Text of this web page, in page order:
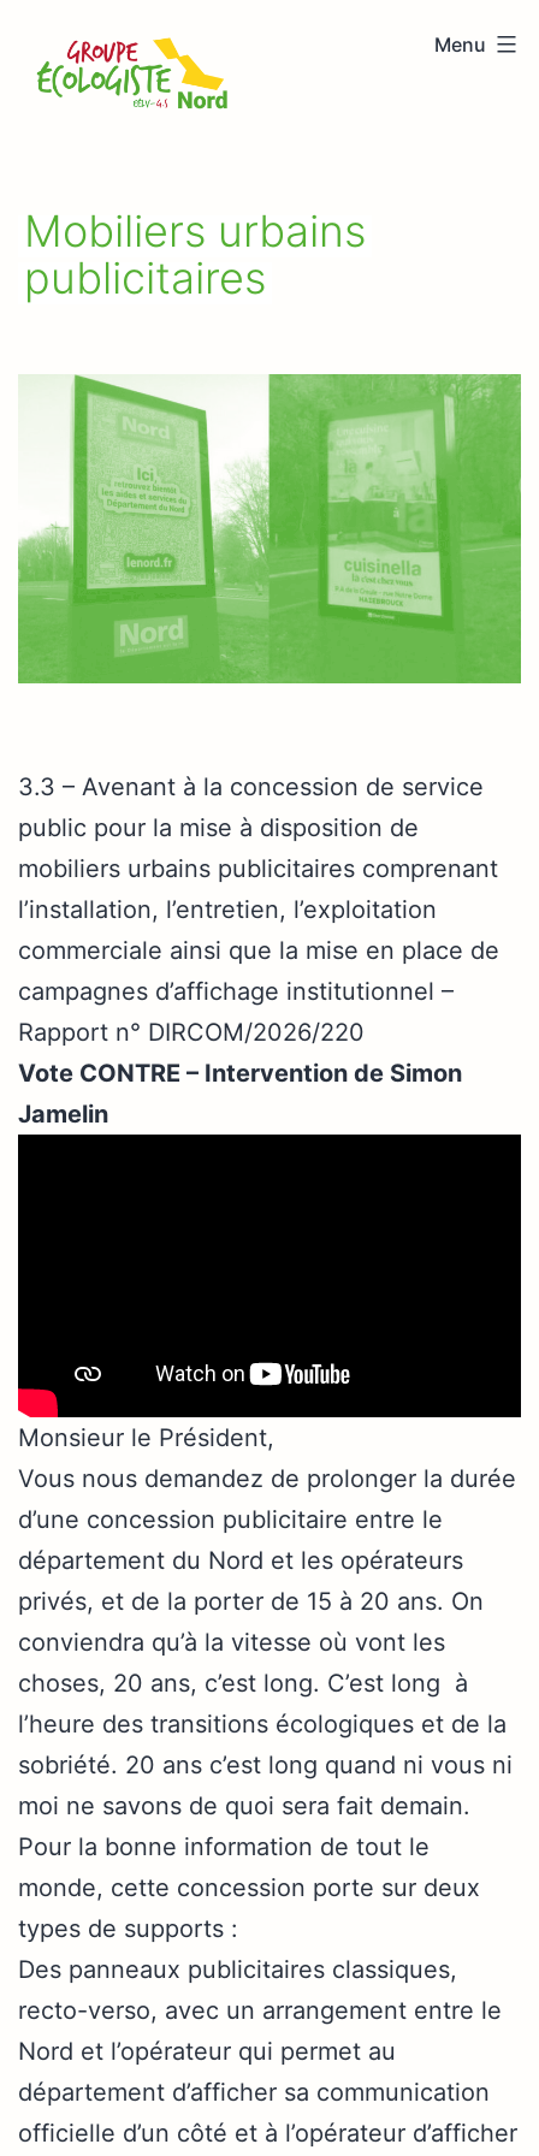
contenu
Groupe
Menu
Mobiliers urbains
publicitaires
3.3 – Avenant à la concession de service
public pour la mise à disposition de
mobiliers urbains publicitaires comprenant
l’installation, l’entretien, l’exploitation
commerciale ainsi que la mise en place de
campagnes d’affichage institutionnel –
Rapport n° DIRCOM/2026/220
Vote CONTRE – Intervention de Simon
Jamelin
Monsieur le Président,
Vous nous demandez de prolonger la durée
d’une concession publicitaire entre le
département du Nord et les opérateurs
privés, et de la porter de 15 à 20 ans. On
conviendra qu’à la vitesse où vont les
choses, 20 ans, c’est long. C’est long à
l’heure des transitions écologiques et de la
sobriété. 20 ans c’est long quand ni vous ni
moi ne savons de quoi sera fait demain.
Pour la bonne information de tout le
monde, cette concession porte sur deux
types de supports :
Des panneaux publicitaires classiques,
recto-verso, avec un arrangement entre le
Nord et l’opérateur qui permet au
département d’afficher sa communication
officielle d’un côté et à l’opérateur d’afficher